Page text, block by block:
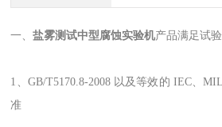
一、盐雾测试中型腐蚀实验机产品满足试
1、GB/T5170.8-2008 以及等效的 IEC、
准